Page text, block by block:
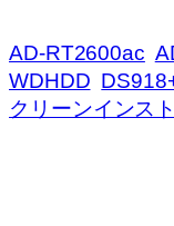
AD-RT2600ac
WDHDD
クリーンインス